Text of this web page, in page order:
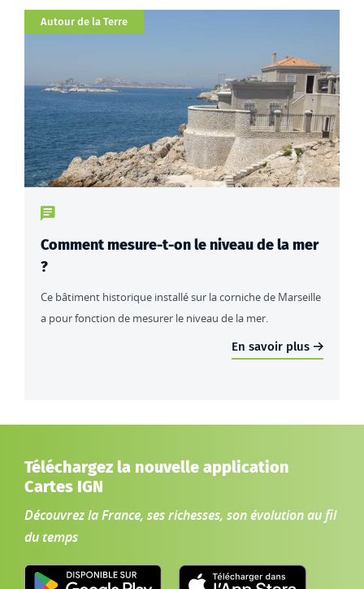
Catégorie
Autour de la Terre
Type de contenu : actualités
Comment mesure-t-on le niveau de la mer
?
Ce bâtiment historique installé sur la corniche de Marseille
a pour fonction de mesurer le niveau de la mer.
En savoir plus
Téléchargez la nouvelle application
Cartes IGN
Découvrez la France, ses richesses, son évolution au fil
du temps